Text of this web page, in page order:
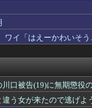
ｗ
⇒結果ｗｗｗｗｗｗｗ...
力ホンマにえぐいな日
！飛ぶぞ」
元）」2日目...
チラwww」
送り込んでるファンは
るい🥲」
イ「はえーかわいそ
口被告(19)に無期懲役
う女が来たので逃げ